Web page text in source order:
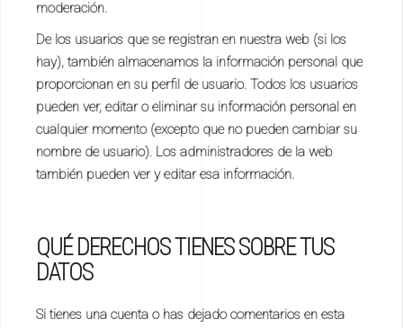
moderación.
De los usuarios que se registran en nuestra web (si los
hay), también almacenamos la información personal que
proporcionan en su perfil de usuario. Todos los usuarios
pueden ver, editar o eliminar su información personal en
cualquier momento (excepto que no pueden cambiar su
nombre de usuario). Los administradores de la web
también pueden ver y editar esa información.
QUÉ DERECHOS TIENES SOBRE TUS
DATOS
Si tienes una cuenta o has dejado comentarios en esta